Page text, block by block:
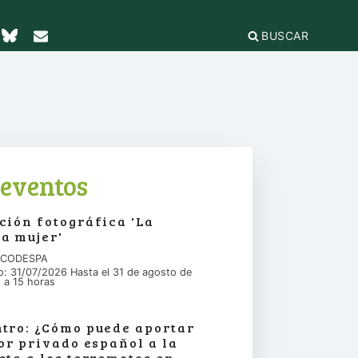
BUSCAR
LA COORDINADORA
por la solidaridad
la ciudadanía global
DE LA
EL
Feminista
Antiacoso
de
y
de Compras
igualdad
fotográfica 'La
mujer'
31/07/2026 Hasta el 31 de agosto de
15 horas
¿Cómo puede aportar
privado español a la